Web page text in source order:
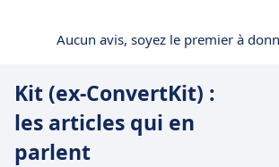
Aucun avis, soyez le premier à
Kit (ex-ConvertKit) :
les articles qui en
parlent